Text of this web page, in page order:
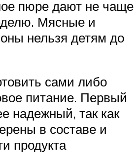
пюре дают не чаще
Мясные и
нельзя детям до
сами либо
питание. Первый
надежный, так как
в составе и
продукта